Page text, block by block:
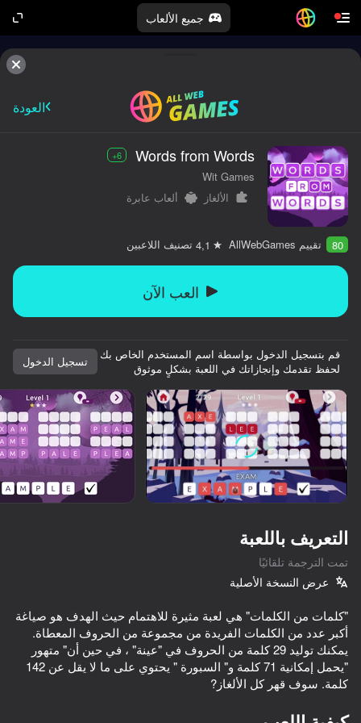
جميع الألعاب
71
75
العودة
Words from Words
6+
Wit Games
الألغاز
ألعاب عابرة
80 تقييم AllWebGames 4,1 تصنيف اللاعبين
العب الآن
قم بتسجيل الدخول بواسطة اسم المستخدم الخاص بك
لحفظ تقدمك وإنجازاتك في اللعبة بشكلٍ موثوق
تسجيل الدخول
التعريف باللعبة
تمت الترجمة تلقائيًا
عرض النسخة الأصلية
"كلمات من الكلمات" هي لعبة مثيرة للاهتمام حيث الهدف هو صياغة
أكبر عدد من الكلمات الفريدة من مجموعة من الحروف المعطاة.
يمكنك توليد 29 كلمة من الحروف في "عينة" ، في حين أن" متهور
"يحمل إمكانية 71 كلمة و" السبورة " يحتوي على ما لا يقل عن 142
كلمة. سوف قهر كل الألغاز?